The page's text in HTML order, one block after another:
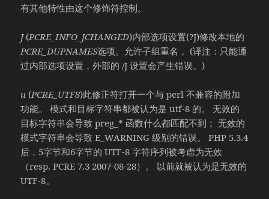
有其他特性由这个修饰符控制。
J(PCRE_INFO_JCHANGED)内部选项设置(?J)修改本地的
PCRE_DUPNAMES选项。允许子组重名， (译注：只能通
过内部选项设置，外部的 /J 设置会产生错误。)
u (PCRE_UTF8)此修正符打开一个与 perl 不兼容的附加
功能。 模式和目标字符串都被认为是 utf-8 的。 无效的
目标字符串会导致 preg_* 函数什么都匹配不到； 无效的
模式字符串会导致 E_WARNING 级别的错误。 PHP 5.3.4
后，5字节和6字节的 UTF-8 字符序列被考虑为无效
（resp. PCRE 7.3 2007-08-28）。 以前就被认为是无效的
UTF-8。